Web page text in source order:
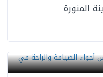
المنورة